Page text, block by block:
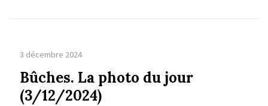
3 décembre 2024
Bûches. La photo du jour
(3/12/2024)